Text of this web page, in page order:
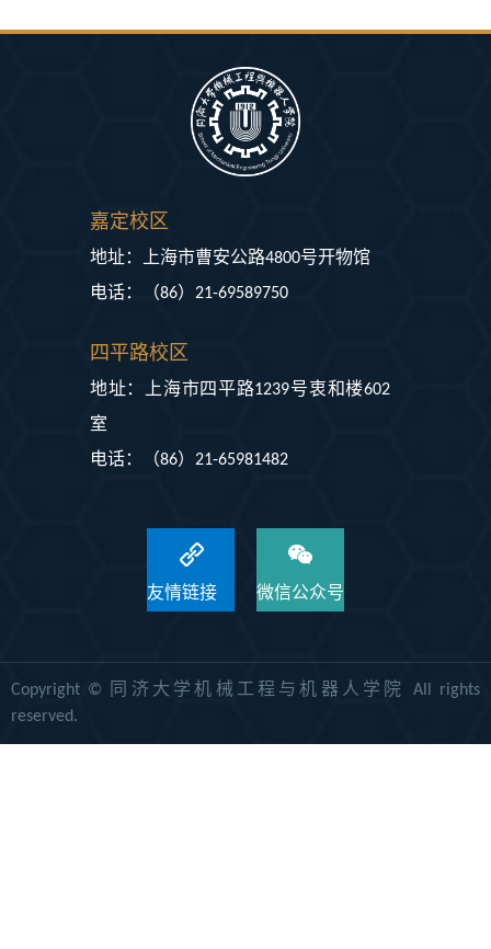
嘉定校区
地址：上海市曹安公路4800号开物馆
电话：（86）21-69589750
四平路校区
地址：上海市四平路1239号衷和楼602
室
电话：（86）21-65981482
友情链接 微信公众号
Copyright © 同济大学机械工程与机器人学院 All rights
reserved.